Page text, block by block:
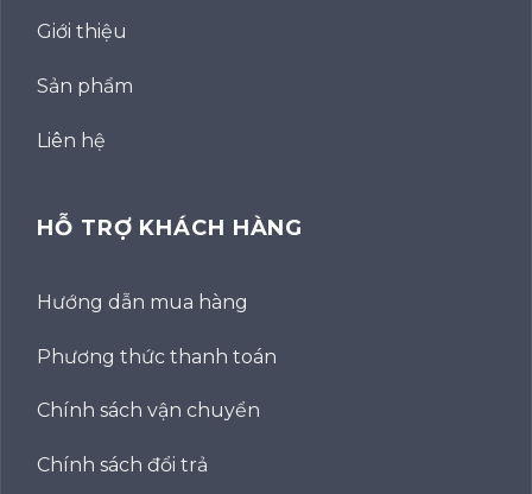
Giới thiệu
Sản phẩm
Liên hệ
HỖ TRỢ KHÁCH HÀNG
Hướng dẫn mua hàng
Phương thức thanh toán
Chính sách vận chuyển
Chính sách đổi trả